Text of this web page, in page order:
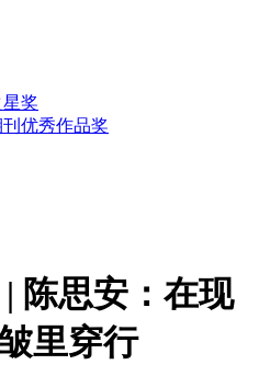
奖
优秀作品奖
| 陈思安：在现
里穿行